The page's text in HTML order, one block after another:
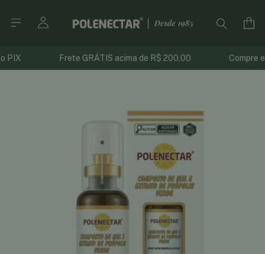
Frete GRÁTIS acima de R$ 200,00 Compre em